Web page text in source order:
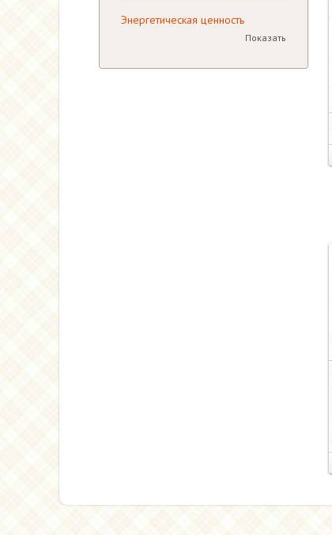
Энергетическая ценность
Показать